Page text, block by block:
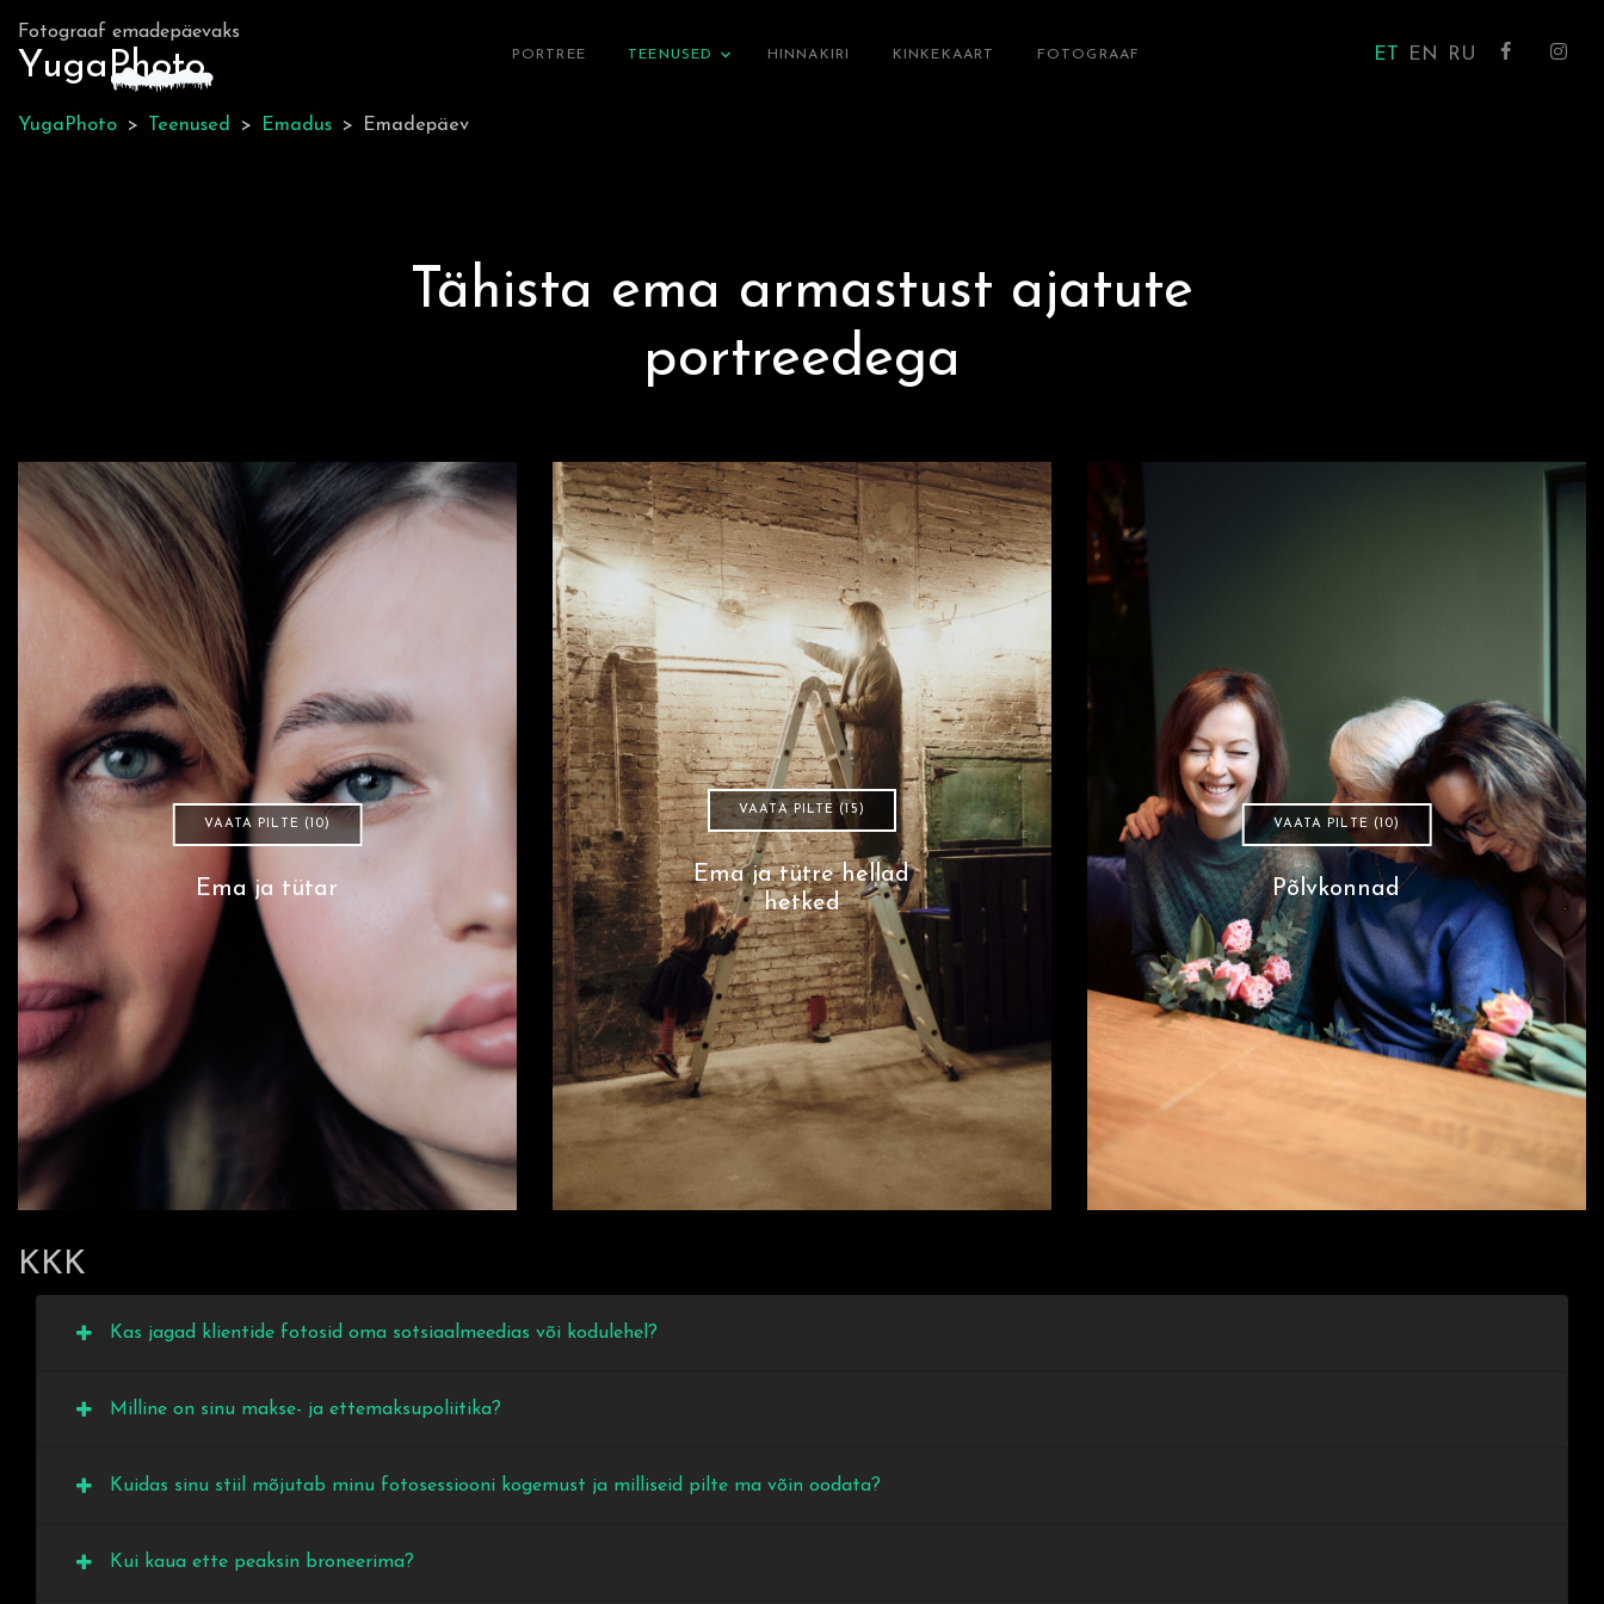
Fotograaf emadepäevaks
YugaPhoto PORTREE TEENUSED HINNAKIRI KINKEKAART FOTOGRAAF ET EN RU
YugaPhoto > Teenused > Emadus > Emadepäev
Tähista ema armastust ajatute
portreedega
VAATA PILTE (10)
Ema ja tütar
VAATA PILTE (15)
Ema ja tütre hellad
hetked
VAATA PILTE (10)
Põlvkonnad
KKK
Kas jagad klientide fotosid oma sotsiaalmeedias või kodulehel?
Milline on sinu makse- ja ettemaksupoliitika?
Kuidas sinu stiil mõjutab minu fotosessiooni kogemust ja milliseid pilte ma võin oodata?
Kui kaua ette peaksin broneerima?